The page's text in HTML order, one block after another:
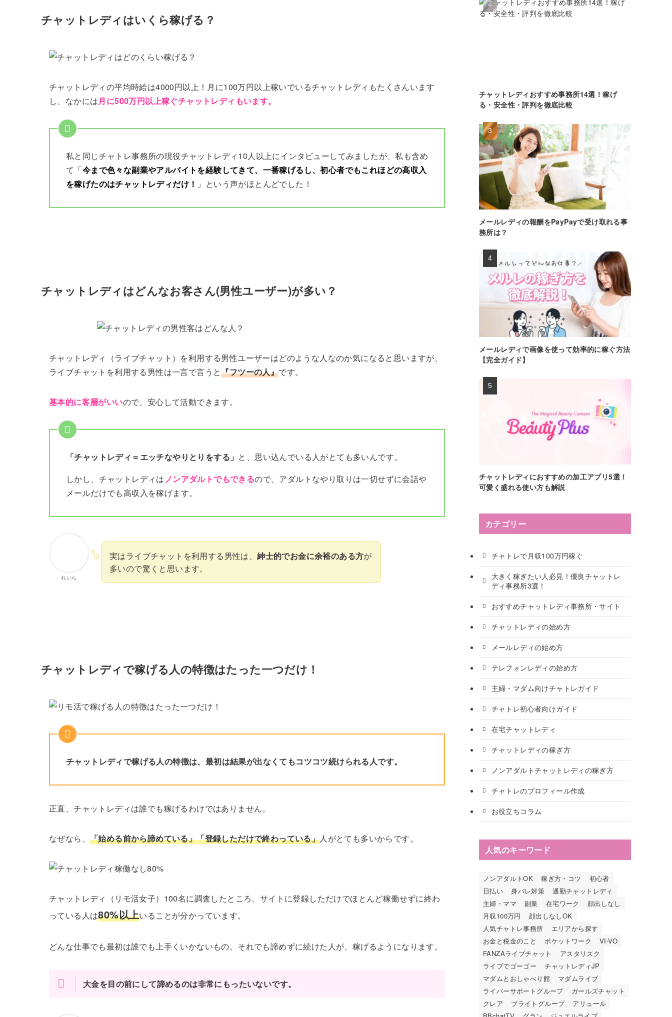
チャットレディはいくら稼げる？
チャットレディの平均時給は4000円以上！月に100万円以上稼いでいるチャットレディもたくさんいます
し、なかには月に500万円以上稼ぐチャットレディもいます。
私と同じチャトレ事務所の現役チャットレディ10人以上にインタビューしてみましたが、私も含め
て 「今まで色々な副業やアルバイトを経験してきて、一番稼げるし、初心者でもこれほどの高収入
を稼げたのはチャットレディだけ！ 」 という声がほとんどでした！
チャットレディはどんなお客さん(男性ユーザー)が多い？
チャットレディ（ライブチャット）を利用する男性ユーザーはどのような人なのか気になると思いますが、
ライブチャットを利用する男性は一言で言うと『フツーの人』です。
基本的に客層がいいので、安心して活動できます。
「チャットレディ＝エッチなやりとりをする」 と、思い込んでいる人がとても多いんです。
しかし、チャットレディは ノンアダルトでもできるので、アダルトなやり取りは一切せずに会話や
メールだけでも高収入を稼げます。
れいら
実はライブチャットを利用する男性は、紳士的でお金に余裕のある方が
多いので驚くと思います。
チャットレディで稼げる人の特徴はたった一つだけ！
チャットレディで稼げる人の特徴は、最初は結果が出なくてもコツコツ続けられる人です。
正直、チャットレディは誰でも稼げるわけではありません。
なぜなら、 「始める前から諦めている」「登録しただけで終わっている」人がとても多いからです。
チャットレディ（リモ活女子）100名に調査したところ、サイトに登録しただけでほとんど稼働せずに終わ
っている人は80%以上いることが分かっています。
どんな仕事でも最初は誰でも上手くいかないもの。それでも諦めずに続けた人が、稼げるようになります。
大金を目の前にして諦めるのは非常にもったいないです。
チャットレディおすすめ事務所14選！稼げ
る・安全性・評判を徹底比較
メールレディの報酬をPayPayで受け取れる事
務所は？
メールレディで画像を使って効率的に稼ぐ方法
【完全ガイド】
チャットレディにおすすめの加工アプリ5選！
可愛く盛れる使い方も解説
カテゴリー
チャトレで月収100万円稼ぐ
大きく稼ぎたい人必見！優良チャットレ
ディ事務所3選！
おすすめチャットレディ事務所・サイト
チャットレディの始め方
メールレディの始め方
テレフォンレディの始め方
主婦・マダム向けチャトレガイド
チャトレ初心者向けガイド
在宅チャットレディ
チャットレディの稼ぎ方
ノンアダルトチャットレディの稼ぎ方
チャトレのプロフィール作成
お役立ちコラム
人気のキーワード
ノンアダルトOK 稼ぎ方・コツ
初心者
日払い
身バレ対策
通勤チャットレディ
主婦・ママ
副業 在宅ワーク
顔出しなし
月収100万円
顔出しなしOK
人気チャトレ事務所
エリアから探す
お金と税金のこと
ポケットワーク
VI-VO
FANZAライブチャット
アスタリスク
ライブでゴーゴー
チャットレディJP
マダムとおしゃべり館
マダムライブ
ライバーサポートグループ
ガールズチャット
クレア
ブライトグループ
アリュール